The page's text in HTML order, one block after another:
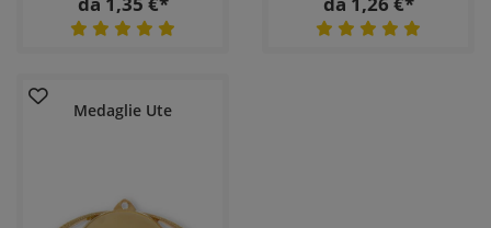
Medaglie Ute